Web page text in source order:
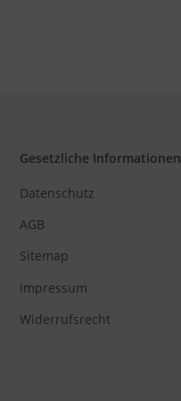
Gesetzliche Informationen
Datenschutz
AGB
Sitemap
Impressum
Widerrufsrecht